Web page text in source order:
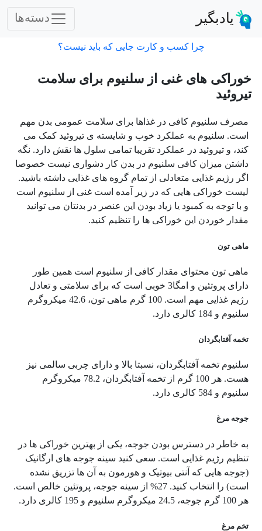
یادبگیر دسته‌ها
چرا کسب و کارت جایی که باید نیست؟
خوراکی های غنی از سلنیوم برای سلامت
تیروئید
مصرف سلنیوم کافی در غذاها برای سلامت عمومی بدن مهم
است. سلنیوم به عملکرد خوب و شایسته ی تیروئید کمک می
کند، و تیروئید در عملکرد تقریبا تمامی سلول ها نقش دارد. نگه
داشتن میزان کافی سلنیوم در بدن کار دشواری نیست خصوصا
اگر رژیم غذایی متعادلی از تمام گروه های غذایی داشته باشید.
لیست خوراکی هایی که در زیر آمده است غنی از سلنیوم است
و با توجه به کمبود یا زیاد بودن این عنصر در بدنتان می توانید
مقدار خوردن این خوراکی ها را تنظیم کنید.
ماهی تون
ماهی تون محتوای مقدار کافی از سلنیوم است همین طور
دارای پروتئین و امگا3 خوبی است که برای سلامتی و تعادل
رژیم غذایی مهم است. 100 گرم ماهی تون، 42.6 میکروگرم
سلنیوم و 184 کالری دارد.
تخمه آفتابگردان
سلنیوم تخمه آفتابگردان، نسبتا بالا و دارای چربی سالمی نیز
هست. هر 100 گرم از تخمه آفتابگردان، 78.2 میکروگرم
سلنیوم و 584 کالری دارد.
جوجه مرغ
به خاطر در دسترس بودن جوجه، یکی از بهترین خوراکی ها در
تنظیم رژیم غذایی است. سعی کنید سینه جوجه های ارگانیک
(جوجه هایی که آنتی بیوتیک و هورمون به آن ها تزریق نشده
است) را انتخاب کنید. 27% از سینه جوجه، پروتئین خالص است.
هر 100 گرم جوجه، 24.5 میکروگرم سلنیوم و 195 کالری دارد.
تخم مرغ